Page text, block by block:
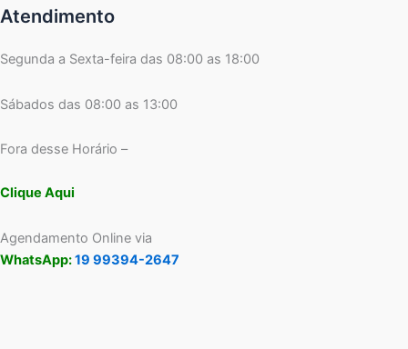
Atendimento
Segunda a Sexta-feira das 08:00 as 18:00
Sábados das 08:00 as 13:00
Fora desse Horário –
Clique Aqui
Agendamento Online via
WhatsApp:19 99394-2647